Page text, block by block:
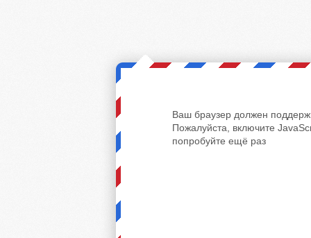
Ваш браузер должен
Пожалуйста, включите
попробуйте ещё раз